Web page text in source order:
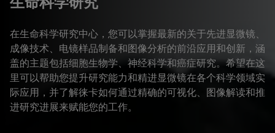
在生命科学研究中心，您可以掌握最新的关于先进显微镜、
成像技术、电镜样品制备和图像分析的前沿应用和创新，涵
盖的主题包括细胞生物学、神经科学和癌症研究。希望在这
里可以帮助您提升研究能力和精进显微镜在各个科学领域实
际应用，并了解徕卡如何通过精确的可视化、图像解读和推
进研究进展来赋能您的工作。